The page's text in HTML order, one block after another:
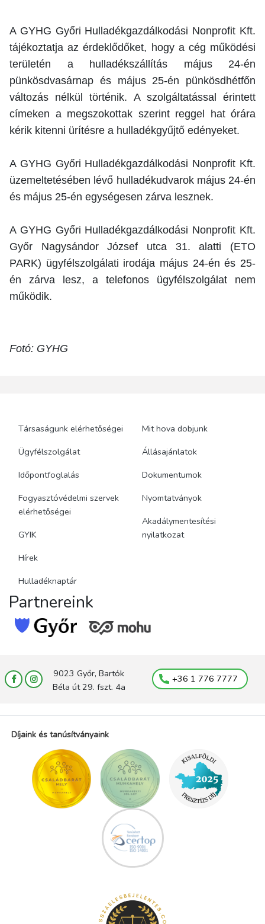
A GYHG Győri Hulladékgazdálkodási Nonprofit Kft.
tájékoztatja az érdeklődőket, hogy a cég működési
területén a hulladékszállítás május 24-én
pünkösdvasárnap és május 25-én pünkösdhétfőn
változás nélkül történik. A szolgáltatással érintett
címeken a megszokottak szerint reggel hat órára
kérik kitenni ürítésre a hulladékgyűjtő edényeket.
A GYHG Győri Hulladékgazdálkodási Nonprofit Kft.
üzemeltetésében lévő hulladékudvarok május 24-én
és május 25-én egységesen zárva lesznek.
A GYHG Győri Hulladékgazdálkodási Nonprofit Kft.
Győr Nagysándor József utca 31. alatti (ETO
PARK) ügyfélszolgálati irodája május 24-én és 25-
én zárva lesz, a telefonos ügyfélszolgálat nem
működik.
Fotó: GYHG
Társaságunk elérhetőségei
Ügyfélszolgálat
Időpontfoglalás
Fogyasztóvédelmi szervek
elérhetőségei
GYIK
Hírek
Hulladéknaptár
Mit hova dobjunk
Állásajánlatok
Dokumentumok
Nyomtatványok
Akadálymentesítési
nyilatkozat
Partnereink
9023 Győr, Bartók
Béla út 29. fszt. 4a
+36 1 776 7777
Díjaink és tanúsítványaink